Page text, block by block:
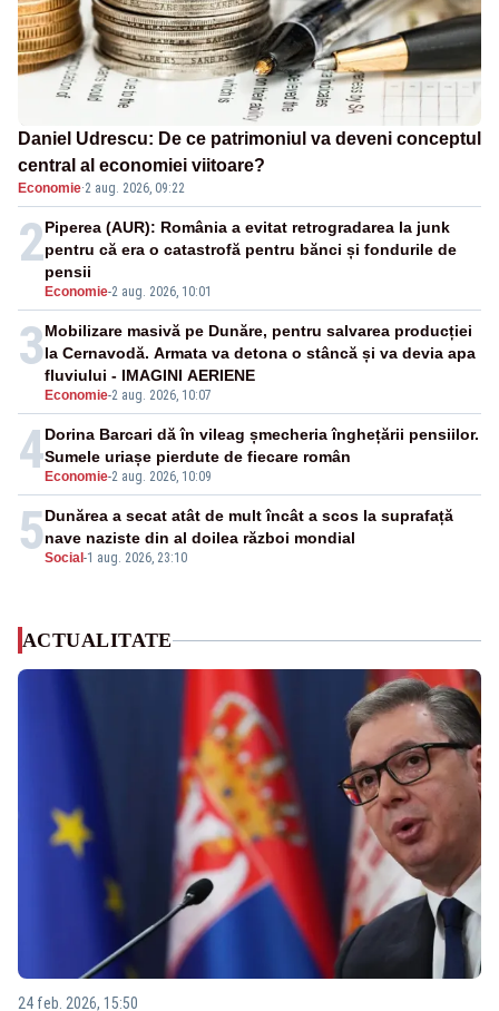
Daniel Udrescu: De ce patrimoniul va deveni conceptul
central al economiei viitoare?
Economie·2 aug. 2026, 09:22
2
Economie-2 aug. 2026, 10:01
Piperea (AUR): România a evitat retrogradarea la junk
pentru că era o catastrofă pentru bănci și fondurile de
pensii
3
Economie-2 aug. 2026, 10:07
Mobilizare masivă pe Dunăre, pentru salvarea producției
la Cernavodă. Armata va detona o stâncă și va devia apa
fluviului - IMAGINI AERIENE
4 Economie-2 aug. 2026, 10:09
Dorina Barcari dă în vileag șmecheria înghețării pensiilor.
Sumele uriașe pierdute de fiecare român
5Social -1 aug. 2026, 23:10
Dunărea a secat atât de mult încât a scos la suprafață
nave naziste din al doilea război mondial
ACTUALITATE
24 feb. 2026, 15:50